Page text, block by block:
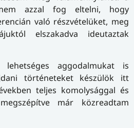
azzal fog eltelni, hogy
való részvételüket, meg
elszakadva ideutaztak
aggodalmukat is
történeteket készülök itt
teljes komolysággal és
már közreadtam